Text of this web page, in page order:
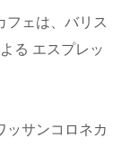
フェは、バリス
る エスプレッ
ッサンコロネカ